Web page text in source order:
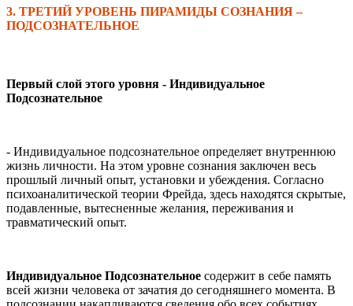
3. ТРЕТИЙ УРОВЕНЬ ПИРАМИДЫ СОЗНАНИЯ–
ПОДСОЗНАТЕЛЬНОЕ
Первый слой этого уровня - Индивидуальное
Подсознательное
- Индивидуальное подсознательное определяет внутреннюю
жизнь личности. На этом уровне сознания заключен весь
прошлый личный опыт, установки и убеждения. Согласно
психоаналитической теории Фрейда, здесь находятся скрытые,
подавленные, вытесненные желания, переживания и
травматический опыт.
Индивидуальное Подсознательное содержит в себе память
всей жизни человека от зачатия до сегодняшнего момента. В